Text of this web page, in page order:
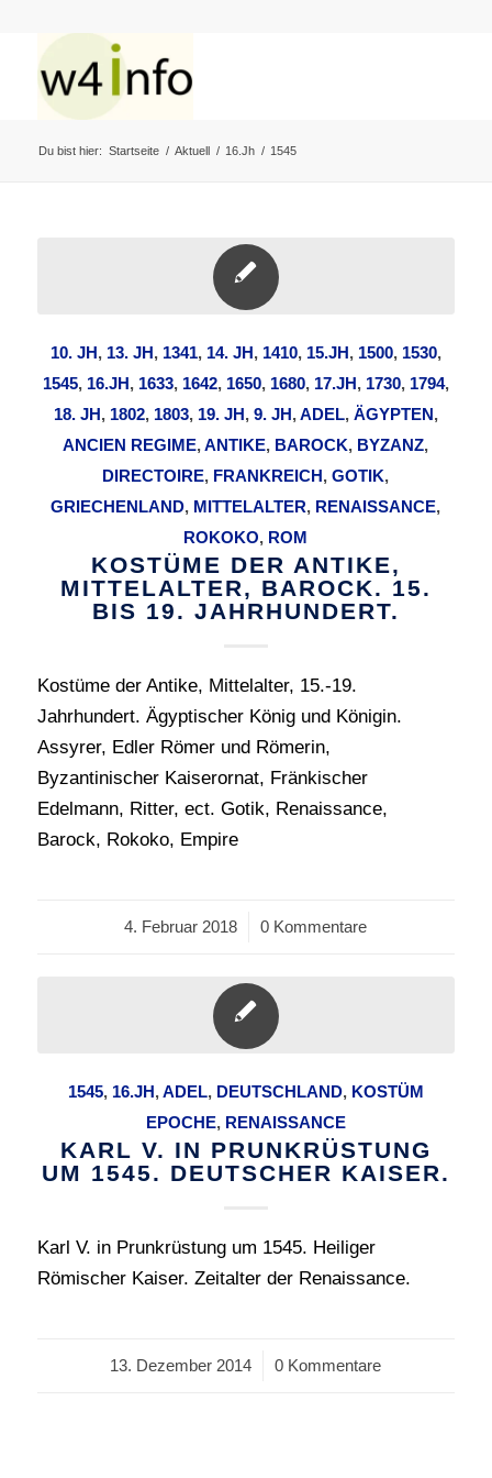
Du bist hier: Startseite / Aktuell / 16.Jh / 1545
10. JH, 13. JH, 1341, 14. JH, 1410, 15.JH, 1500, 1530,
1545, 16.JH, 1633, 1642, 1650, 1680, 17.JH, 1730, 1794,
18. JH, 1802, 1803, 19. JH, 9. JH,ADEL, ÄGYPTEN,
ANCIEN REGIME,ANTIKE, BAROCK, BYZANZ,
DIRECTOIRE, FRANKREICH,GOTIK,
GRIECHENLAND, MITTELALTER, RENAISSANCE,
ROKOKO, ROM
KOSTÜME DER ANTIKE,
MITTELALTER, BAROCK. 15.
BIS 19. JAHRHUNDERT.
Kostüme der Antike, Mittelalter, 15.-19.
Jahrhundert. Ägyptischer König und Königin.
Assyrer, Edler Römer und Römerin,
Byzantinischer Kaiserornat, Fränkischer
Edelmann, Ritter, ect. Gotik, Renaissance,
Barock, Rokoko, Empire
4. Februar 2018
/ 0 Kommentare
1545, 16.JH,ADEL, DEUTSCHLAND, KOSTÜM
EPOCHE, RENAISSANCE
KARL V. IN PRUNKRÜSTUNG
UM 1545. DEUTSCHER KAISER.
Karl V. in Prunkrüstung um 1545. Heiliger
Römischer Kaiser. Zeitalter der Renaissance.
13. Dezember 2014
/ 0 Kommentare